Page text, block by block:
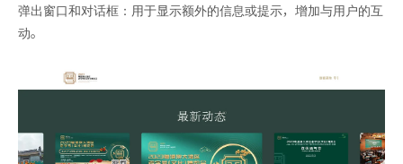
弹出窗口和对话框：用于显示额外的信息或提示，增加与用户的互
动。